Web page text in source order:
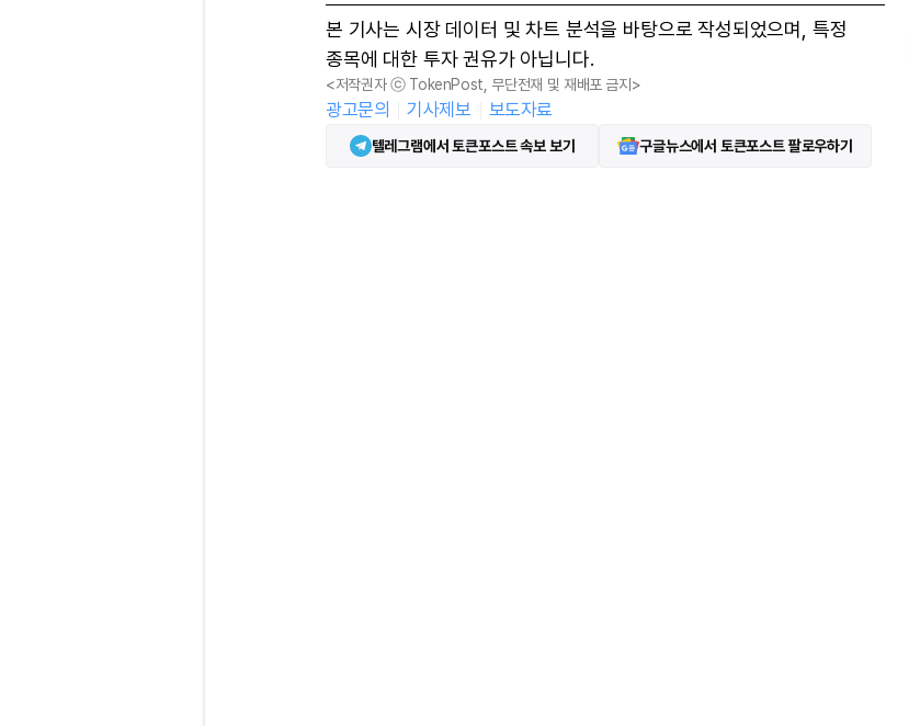
본 기사는 시장 데이터 및 차트 분석을 바탕으로 작성되었으며, 특정
종목에 대한 투자 권유가 아닙니다.
<저작권자 ⓒ TokenPost, 무단전재 및 재배포 금지>
광고문의 기사제보 보도자료
텔레그램에서 토큰포스트 속보 보기 구글뉴스에서 토큰포스트 팔로우하기